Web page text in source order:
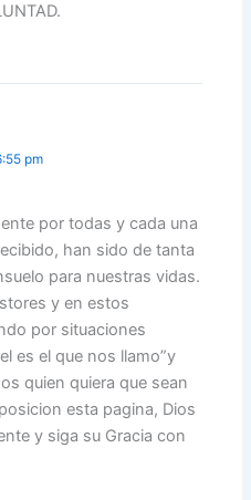
pm
por todas y cada una
han sido de tanta
para nuestras vidas.
y en estos
por situaciones
es el que nos llamo”y
quien quiera que sean
esta pagina, Dios
y siga su Gracia con